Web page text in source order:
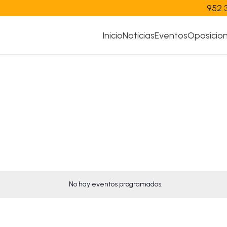
952
InicioNoticiasEventos
No hay eventos programados.